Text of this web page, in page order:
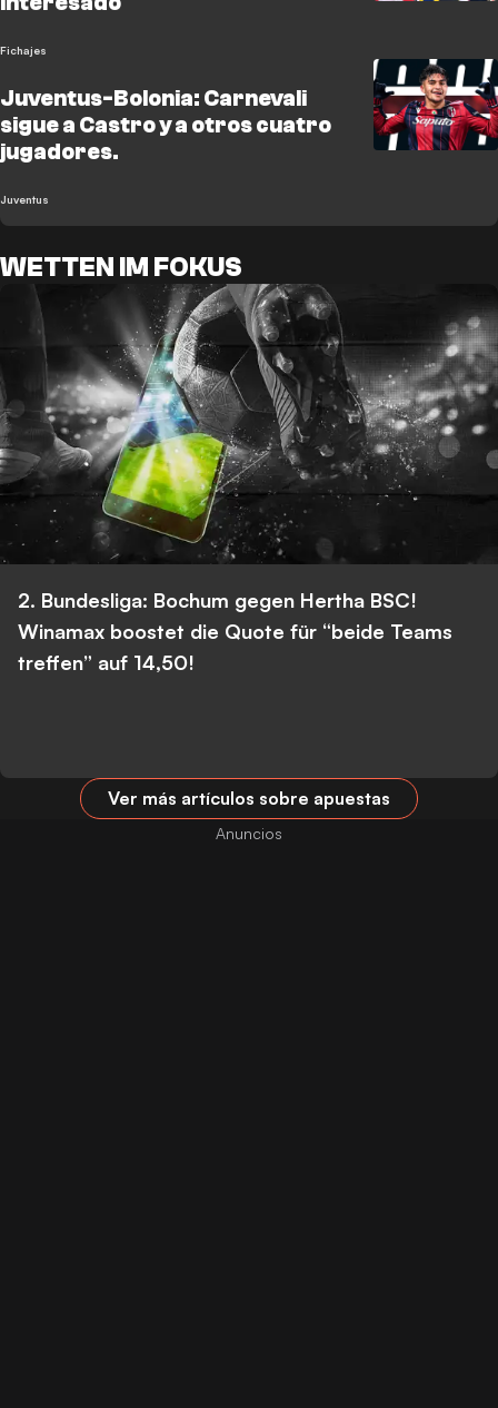
Fichajes
Juventus-Bolonia: Carnevali
sigue a Castro y a otros cuatro
jugadores.
Juventus
WETTEN IM FOKUS
2. Bundesliga: Bochum gegen Hertha BSC!
Winamax boostet die Quote für “beide Teams
treffen” auf 14,50!
Ver más artículos sobre apuestas